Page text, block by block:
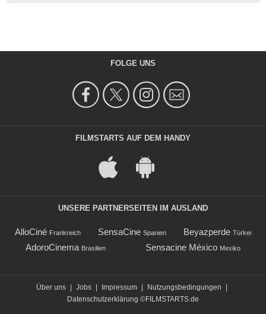
FOLGE UNS
FILMSTARTS AUF DEM HANDY
UNSERE PARTNERSEITEN IM AUSLAND
AlloCiné Frankreich SensaCine Spanien Beyazperde Türkei
AdoroCinema Brasilien Sensacine México Mexiko
Über uns Jobs Impressum Nutzungsbedingungen
Datenschutzerklärung ©FILMSTARTS.de